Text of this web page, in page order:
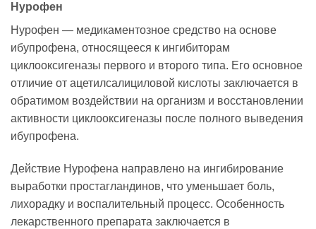
Нурофен
Нурофен — медикаментозное средство на основе
ибупрофена, относящееся к ингибиторам
циклооксигеназы первого и второго типа. Его основное
отличие от ацетилсалициловой кислоты заключается в
обратимом воздействии на организм и восстановлении
активности циклооксигеназы после полного выведения
ибупрофена.
Действие Нурофена направлено на ингибирование
выработки простагландинов, что уменьшает боль,
лихорадку и воспалительный процесс. Особенность
лекарственного препарата заключается в